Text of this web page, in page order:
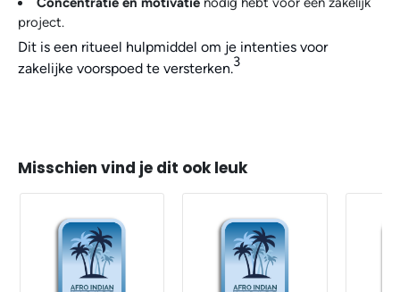
project.
Dit is een ritueel hulpmiddel om je intenties voor
zakelijke voorspoed te versterken.3
Misschien vind je dit ook leuk